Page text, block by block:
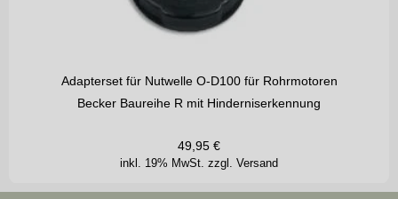
Adapterset für Nutwelle O-D100 für Rohrmotoren
Becker Baureihe R mit Hinderniserkennung
inkl. 19% MwSt. zzgl. Versand
49,95 €